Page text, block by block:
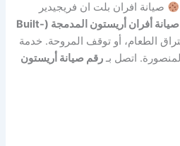
صيانة افران بلت ان فريجيدير
صيانة أفران أريستون المدمجة (Built-
الطعام، أو توقف المروحة. خدمة
اتصل بـرقم صيانة أريستون